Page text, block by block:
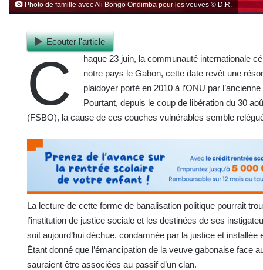
Photo de famille avec Ali Bongo Ondimba pour les veuves © D.R.
Ecouter l'article
C
haque 23 juin, la communauté internationale
notre pays le Gabon, cette date revêt une
plaidoyer porté en 2010 à l’ONU par
Pourtant, depuis le coup de libération du 30
(FSBO), la cause de ces couches vulnérables semble
La lecture de cette forme de banalisation politique pourrait
l’institution de justice sociale et les destinées de ses
soit aujourd’hui déchue, condamnée par la justice et
Étant donné que l’émancipation de la veuve gabonaise face
sauraient être associées au passif d’un clan.